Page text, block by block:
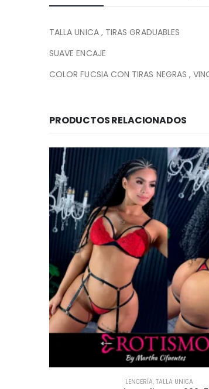
TALLA UNICA , TIRAS GRADUABLES
SUAVE ENCAJE
COLOR FUCSIA CON TIRAS NEGRAS ,
PRODUCTOS RELACIONADOS
LENCERÍA,LENCERIA PARA HOMBRE